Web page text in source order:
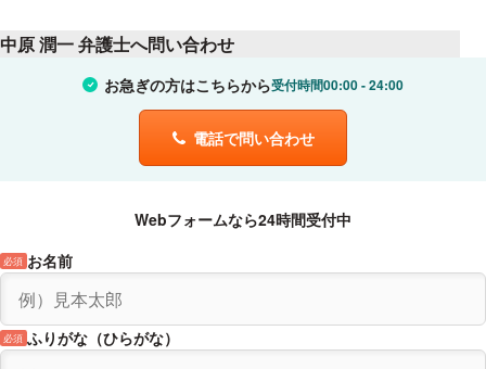
⇒起訴されて有罪になった場合，私の感覚ですが懲役４～５年では
ないかと思います。あくまで個人的な感覚なので，正確性の保証は
できません。
３、不起訴の場合、最高で何日帰れないんでしょうか。←その日に
ちを超えた場合起訴されたと思っていいんですか？？
は言えません。
中原 潤一 弁護士へ問い合わせ
お急ぎの方はこちらから受付時間00:00 24:00
電話で問い合わせ
Webフォームなら24時間受付中
お名前
必須
ふりがな（ひらがな）
必須